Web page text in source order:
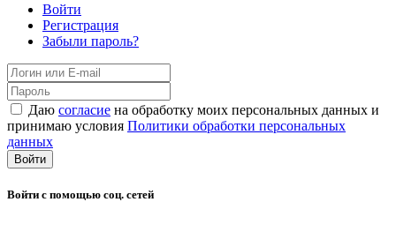
Войти
Регистрация
Забыли пароль?
Даю согласие на обработку моих персональных данных и
принимаю условия Политики обработки персональных
данных
Войти
Войти с помощью соц. сетей